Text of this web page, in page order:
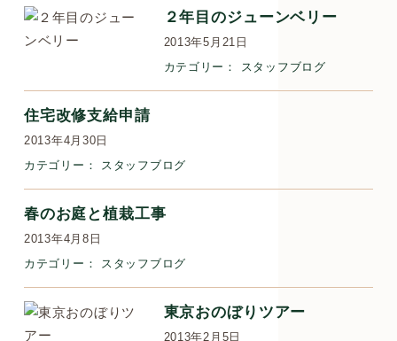
２年目のジューンベリー
2013年5月21日
カテゴリー：
スタッフブログ
住宅改修支給申請
2013年4月30日
カテゴリー：
スタッフブログ
春のお庭と植栽工事
2013年4月8日
カテゴリー：
スタッフブログ
東京おのぼりツアー
2013年2月5日